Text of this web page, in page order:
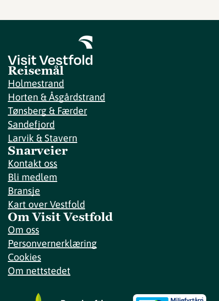
Reisemål
Holmestrand
Horten & Åsgårdstrand
Tønsberg & Færder
Sandefjord
Larvik & Stavern
Snarveier
Kontakt oss
Bli medlem
Bransje
Kart over Vestfold
Om Visit Vestfold
Om oss
Personvernerklæring
Cookies
Om nettstedet